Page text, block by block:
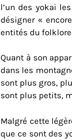
l’un des yokai
désigner «
entités du
Quant à son
dans les
sont plus gros,
sont plus petits,
Malgré cette
que ce sont des